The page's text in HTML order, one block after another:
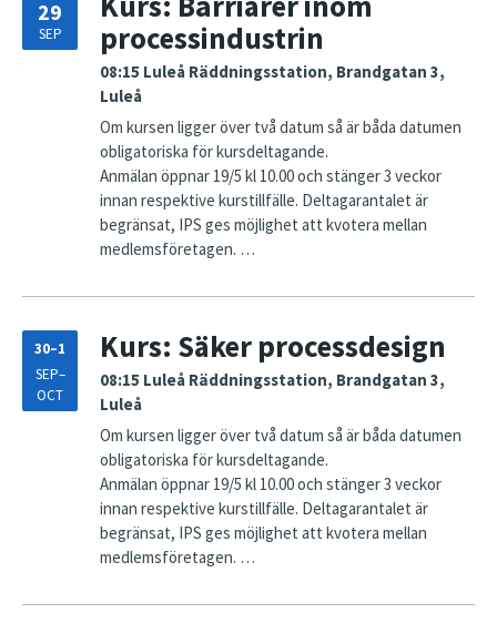
29
SEP
processindustrin
08:15 Luleå Räddningsstation, Brandgatan 3,
Luleå
Om kursen ligger över två datum så är båda datumen
obligatoriska för kursdeltagande.
Anmälan öppnar 19/5 kl 10.00 och stänger 3 veckor
innan respektive kurstillfälle. Deltagarantalet är
begränsat, IPS ges möjlighet att kvotera mellan
medlemsföretagen. …
30–1
SEP–
OCT
Kurs: Säker processdesign
08:15 Luleå Räddningsstation, Brandgatan 3,
Luleå
Om kursen ligger över två datum så är båda datumen
obligatoriska för kursdeltagande.
Anmälan öppnar 19/5 kl 10.00 och stänger 3 veckor
innan respektive kurstillfälle. Deltagarantalet är
begränsat, IPS ges möjlighet att kvotera mellan
medlemsföretagen. …